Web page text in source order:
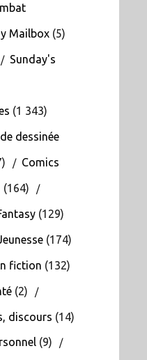
Mailbox(5)
Sunday's
(1 343)
dessinée
Comics
(164)
(129)
(174)
fiction (132)
(2)
discours (14)
(9)